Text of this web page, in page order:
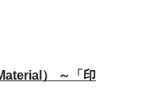
） ～「印